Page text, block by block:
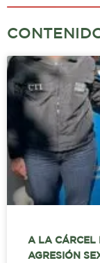
A LA CÁRCEL
AGRESIÓN